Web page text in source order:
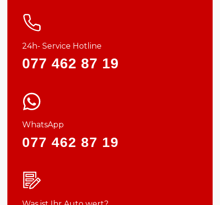
24h- Service Hotline
077 462 87 19
WhatsApp
077 462 87 19